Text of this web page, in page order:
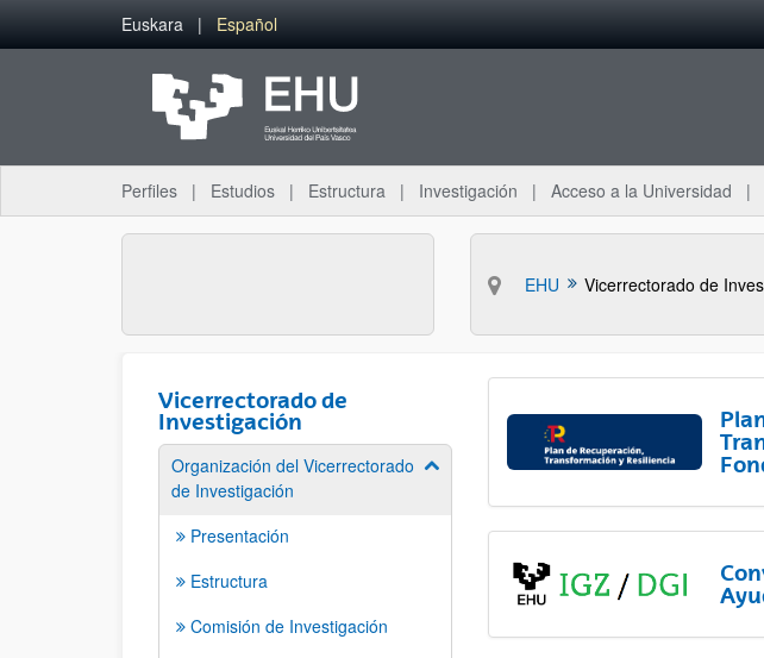
Saltar al contenido principal
Euskara Español
Perfiles Estudios Estructura Investigación Acceso a la Universidad
EHU Vicerrectorado de
Vicerrectorado de
Investigación
Organización del Vicerrectorado
de Investigación
Mostrar/ocultar subpáginas
Presentación
Estructura
Comisión de Investigación